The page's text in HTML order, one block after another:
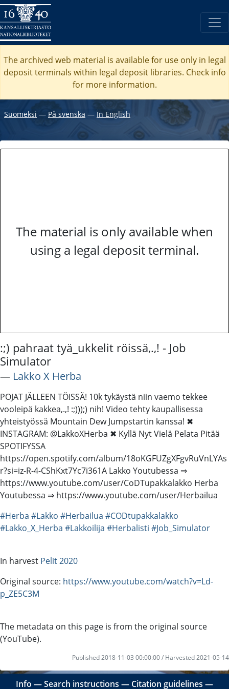
The archived web material is available for use only in legal
deposit terminals within legal deposit libraries. Check info
for more information.
Suomeksi ― På svenska ― In English
The material is only available when
using a legal deposit terminal.
:;) pahraat tyä_ukkelit röissä,.,! - Job
Simulator
― Lakko X Herba
POJAT JÄLLEEN TÖISSÄ! 10k tykäystä niin vaemo tekkee
vooleipä kakkea,.,! :;)));) nih! Video tehty kaupallisessa
yhteistyössä Mountain Dew Jumpstartin kanssa! ✖
INSTAGRAM: @LakkoXHerba ✖ Kyllä Nyt Vielä Pelata Pitää
SPOTIFYSSA
https://open.spotify.com/album/18oKGFUZgXFgvRuVnLYAs
r?si=iz-R-4-CShKxt7Yc7i361A Lakko Youtubessa ⇒
https://www.youtube.com/user/CoDTupakkalakko Herba
Youtubessa ⇒ https://www.youtube.com/user/Herbailua
#Herba #Lakko #Herbailua #CODtupakkalakko
#Lakko_X_Herba #Lakkoilija #Herbalisti #Job_Simulator
In harvest Pelit 2020
Original source: https://www.youtube.com/watch?v=Ld-
p_ZE5C3M
The metadata on this page is from the original source
(YouTube).
Published 2018-11-03 00:00:00 / Harvested 2021-05-14
Info ―Search instructions ― Citation guidelines ―